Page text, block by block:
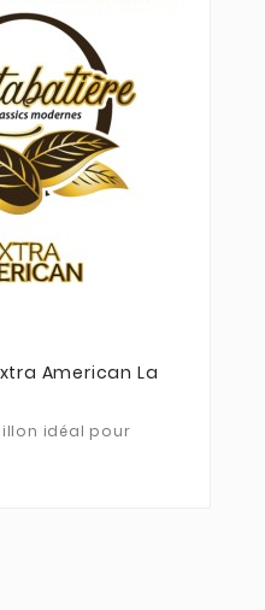
 
American La
idéal pour